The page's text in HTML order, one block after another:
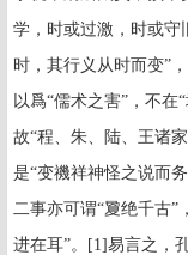
学，时或过激，时或守
时，其行义从时而变”
以爲“儒术之害”，不在
故“程、朱、陆、王诸
是“变禨祥神怪之说而
二事亦可谓“夐绝千古”
进在耳”。
[1]易言之，